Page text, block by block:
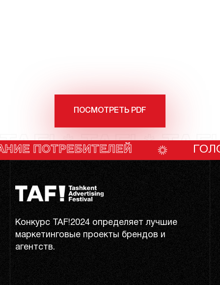
ПОСМОТРЕТЬ PDF
TAF! * TAF! *
Конкурс TAF!2024 определяет лучшие
маркетинговые проекты брендов и
агентств.